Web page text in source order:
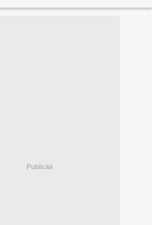
Publicité